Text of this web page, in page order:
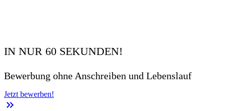
IN NUR 60 SEKUNDEN!
Bewerbung ohne Anschreiben und Lebenslauf
Jetzt bewerben!
keyboard_double_arrow_right